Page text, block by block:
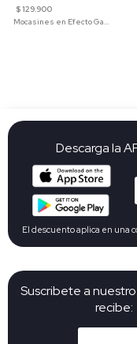
$ 129.900
Suscribete a
recibe:
Descarga la
El descuento aplica en una